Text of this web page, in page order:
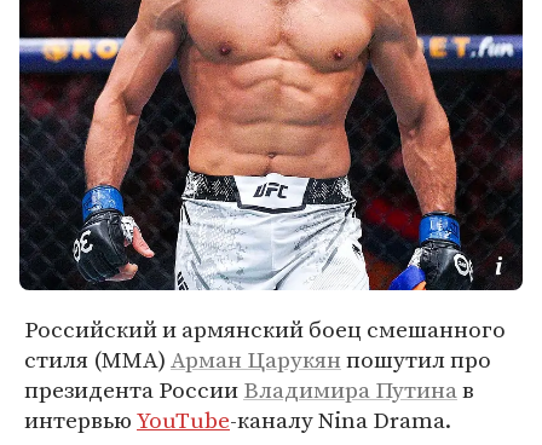
Российский и армянский боец смешанного
стиля (MMA)Арман Царукянпошутил про
президента РоссииВладимира Путинав
интервьюYouTube-каналу Nina Drama.